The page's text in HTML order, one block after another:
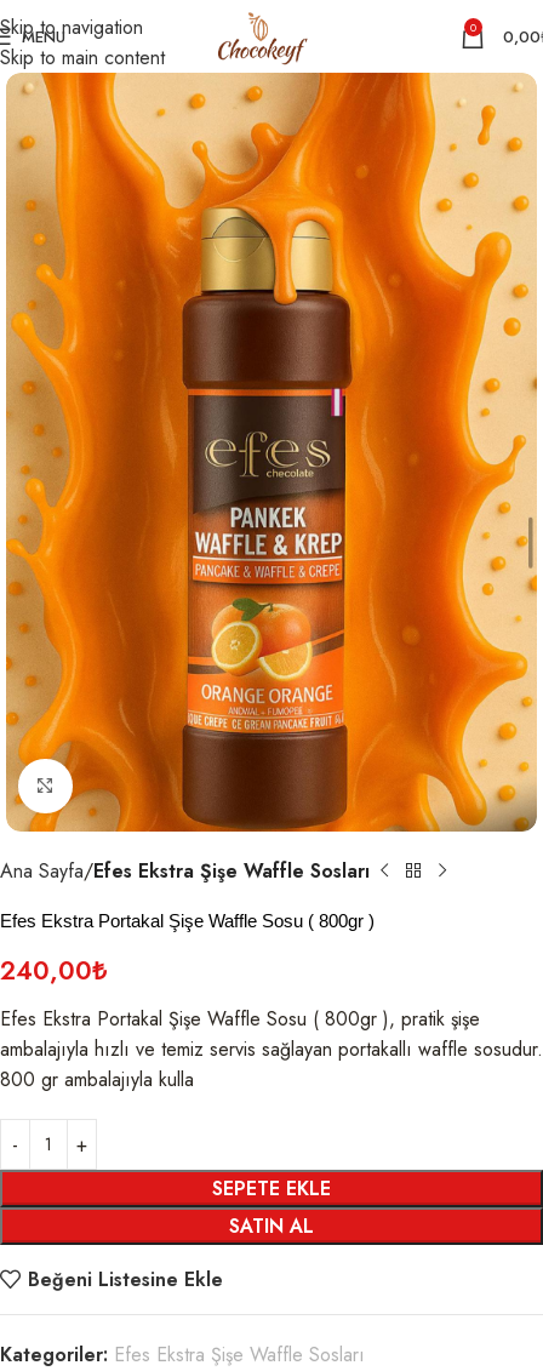
Skip to navigation
Skip to main content
MENU 0 0,00
Click to enlarge
Ana Sayfa Efes Ekstra Şişe Waffle Sosları
Efes Ekstra Portakal Şişe Waffle Sosu ( 800gr )
240,00₺
Efes Ekstra Portakal Şişe Waffle Sosu ( 800gr ), pratik şişe
ambalajıyla hızlı ve temiz servis sağlayan portakallı waffle sosudur.
800 gr ambalajıyla kulla
SEPETE EKLE
SATIN AL
Beğeni Listesine Ekle
Kategoriler: Efes Ekstra Şişe Waffle Sosları